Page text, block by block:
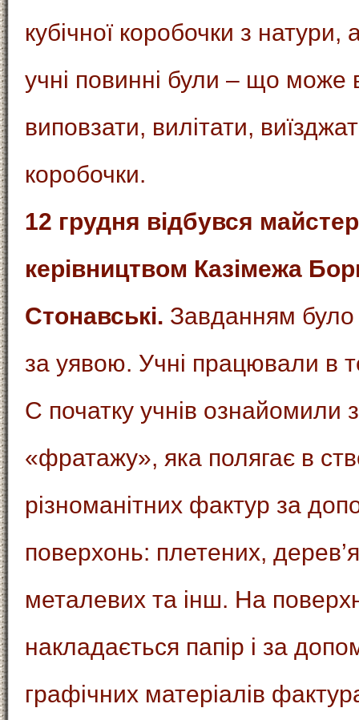
кубічної коробочки з
учні повинні були – що може
виповзати, вилітати,
коробочки.
12 грудня відбувся
керівництвом Казімежа
Стонавські. Завданням
за уявою. Учні працювали в
С початку учнів ознайомили
«фратажу», яка полягає в
різноманітних фактур за
поверхонь: плетених,
металевих та інш. На
накладається папір і за
графічних матеріалів